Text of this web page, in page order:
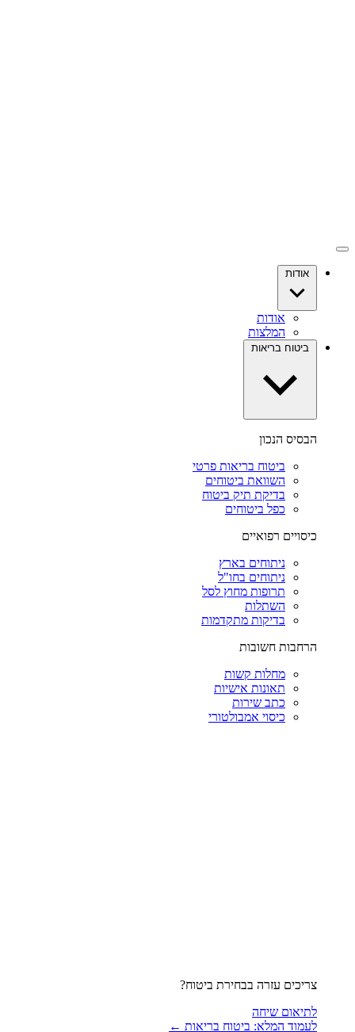
אודות
אודות
המלצות
ביטוח בריאות
הבסיס הנכון
ביטוח בריאות פרטי
השוואת ביטוחים
בדיקת תיק ביטוח
כפל ביטוחים
כיסויים רפואיים
ניתוחים בארץ
ניתוחים בחו"ל
תרופות מחוץ לסל
השתלות
בדיקות מתקדמות
הרחבות חשובות
מחלות קשות
תאונות אישיות
כתב שירות
כיסוי אמבולטורי
צריכים עזרה בבחירת ביטוח?
לתיאום שיחה
לעמוד המלא: ביטוח בריאות ←